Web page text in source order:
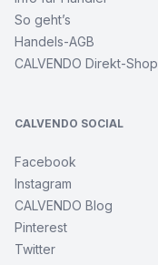
Besuch
im
Erotik
Wo
das
Herz
nach
So geht’s
Handels-AGB
CALVENDO Direkt-Shop
CALVENDO SOCIAL
Facebook
Instagram
CALVENDO Blog
Pinterest
Twitter